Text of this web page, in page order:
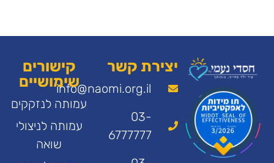
יצירת קשר
info@naomi.org.il
03-
6777777
קישורים
שימושיים
עמותה לנזקקים
עמותה לניצולי
שואה